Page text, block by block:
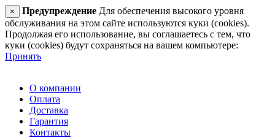
× Предупреждение Для обеспечения высокого уровня
обслуживания на этом сайте используются куки (cookies).
Продолжая его использование, вы соглашаетесь с тем, что
куки (cookies) будут сохраняться на вашем компьютере:
Принять
О компании
Оплата
Доставка
Гарантия
Контакты